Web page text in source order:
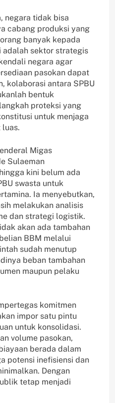
negara tidak bisa
cabang produksi yang
banyak kepada
adalah sektor strategis
negara agar
pasokan dapat
kolaborasi antara SPBU
bentuk
proteksi yang
untuk menjaga
luas.
Migas
Sulaeman
kini belum ada
swasta untuk
Ia menyebutkan,
melakukan analisis
dan strategi logistik.
akan ada tambahan
BBM melalui
sudah menutup
beban tambahan
maupun pelaku
komitmen
impor satu pintu
untuk konsolidasi.
volume pasokan,
berada dalam
potensi inefisiensi dan
Dengan
tetap menjadi